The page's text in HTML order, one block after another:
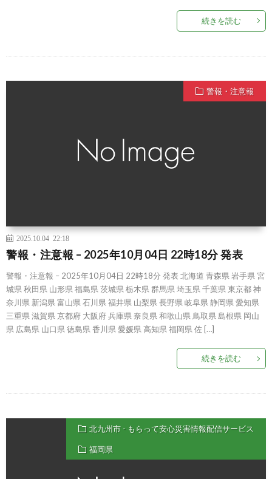
続きを読む
警報・注意報
2025.10.04 22:18
警報・注意報 – 2025年10月04日 22時18分 発表
警報・注意報 – 2025年10月04日 22時18分 発表 北海道 青森県 岩手県 宮
城県 秋田県 山形県 福島県 茨城県 栃木県 群馬県 埼玉県 千葉県 東京都 神
奈川県 新潟県 富山県 石川県 福井県 山梨県 長野県 岐阜県 静岡県 愛知県
三重県 滋賀県 京都府 大阪府 兵庫県 奈良県 和歌山県 鳥取県 島根県 岡山
県 広島県 山口県 徳島県 香川県 愛媛県 高知県 福岡県 佐 […]
続きを読む
北九州市 - もらって安心災害情報配信サービス
福岡県